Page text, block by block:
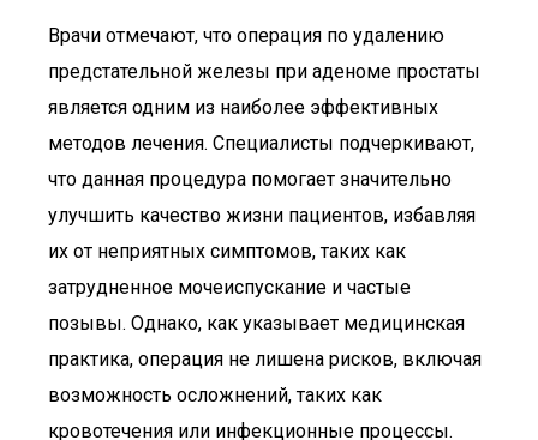
Врачи отмечают, что операция по удалению
предстательной железы при аденоме простаты
является одним из наиболее эффективных
методов лечения. Специалисты подчеркивают,
что данная процедура помогает значительно
улучшить качество жизни пациентов, избавляя
их от неприятных симптомов, таких как
затрудненное мочеиспускание и частые
позывы. Однако, как указывает медицинская
практика, операция не лишена рисков, включая
возможность осложнений, таких как
кровотечения или инфекционные процессы.